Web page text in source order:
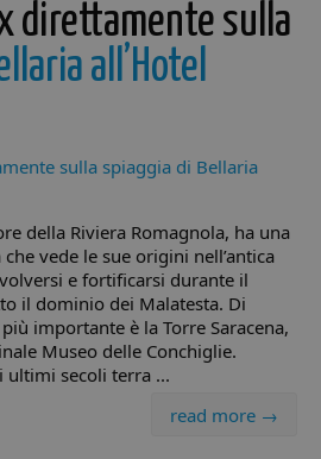
direttamente sulla
all’Hotel
della Riviera Romagnola, ha una
vede le sue origini nell’antica
e fortificarsi durante il
il dominio dei Malatesta. Di
importante è la Torre Saracena,
Museo delle Conchiglie.
ultimi secoli terra ...
read more →